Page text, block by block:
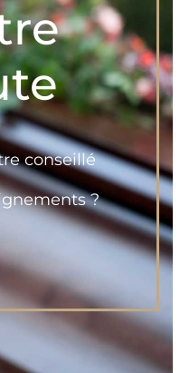
conseillé
?